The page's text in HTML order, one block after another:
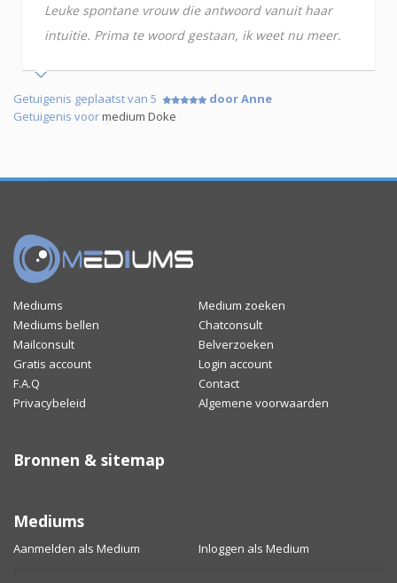
Leuke spontane vrouw die antwoord vanuit haar
intuitie. Prima te woord gestaan, ik weet nu meer.
Getuigenis geplaatst van 5
door Anne
Getuigenis voormedium Doke
Mediums
Medium zoeken
Mediums bellen
Chatconsult
Mailconsult
Belverzoeken
Gratis account
Login account
F.A.Q
Contact
Privacybeleid
Algemene voorwaarden
Bronnen & sitemap
Mediums
Aanmelden als Medium Inloggen als Medium